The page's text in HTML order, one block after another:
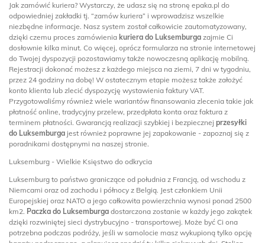
Jak zamówić kuriera? Wystarczy, że udasz się na stronę epaka.pl do
odpowiedniej zakładki tj. “zamów kuriera” i wprowadzisz wszelkie
niezbędne informacje. Nasz system został całkowicie zautomatyzowany,
dzięki czemu proces zamówienia kuriera do Luksemburga zajmie Ci
dosłownie kilka minut. Co więcej, oprócz formularza na stronie internetowej
do Twojej dyspozycji pozostawiamy także nowoczesną aplikację mobilną.
Rejestracji dokonać możesz z każdego miejsca na ziemi, 7 dni w tygodniu,
przez 24 godziny na dobę! W ostatecznym etapie możesz także założyć
konto klienta lub zlecić dyspozycję wystawienia faktury VAT.
Przygotowaliśmy również wiele wariantów finansowania zlecenia takie jak
płatność online, tradycyjny przelew, przedpłata konta oraz faktura z
terminem płatności. Gwarancją realizacji szybkiej i bezpiecznej przesyłki
do Luksemburga jest również poprawne jej zapakowanie - zapoznaj się z
poradnikami dostępnymi na naszej stronie.
Luksemburg - Wielkie Księstwo do odkrycia
Luksemburg to państwo graniczące od południa z Francją, od wschodu z
Niemcami oraz od zachodu i północy z Belgią. Jest członkiem Unii
Europejskiej oraz NATO a jego całkowita powierzchnia wynosi ponad 2500
km2. Paczka do Luksemburga dostarczona zostanie w każdy jego zakątek
dzięki rozwiniętej sieci dystrybucyjno - transportowej. Może być Ci ona
potrzebna podczas podróży, jeśli w samolocie masz wykupioną tylko opcję